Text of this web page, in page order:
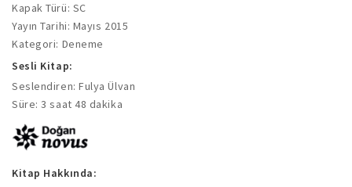
Kapak Türü: SC
Yayın Tarihi: Mayıs 2015
Kategori: Deneme
Sesli Kitap:
Seslendiren: Fulya Ülvan
Süre: 3 saat 48 dakika
Kitap Hakkında: